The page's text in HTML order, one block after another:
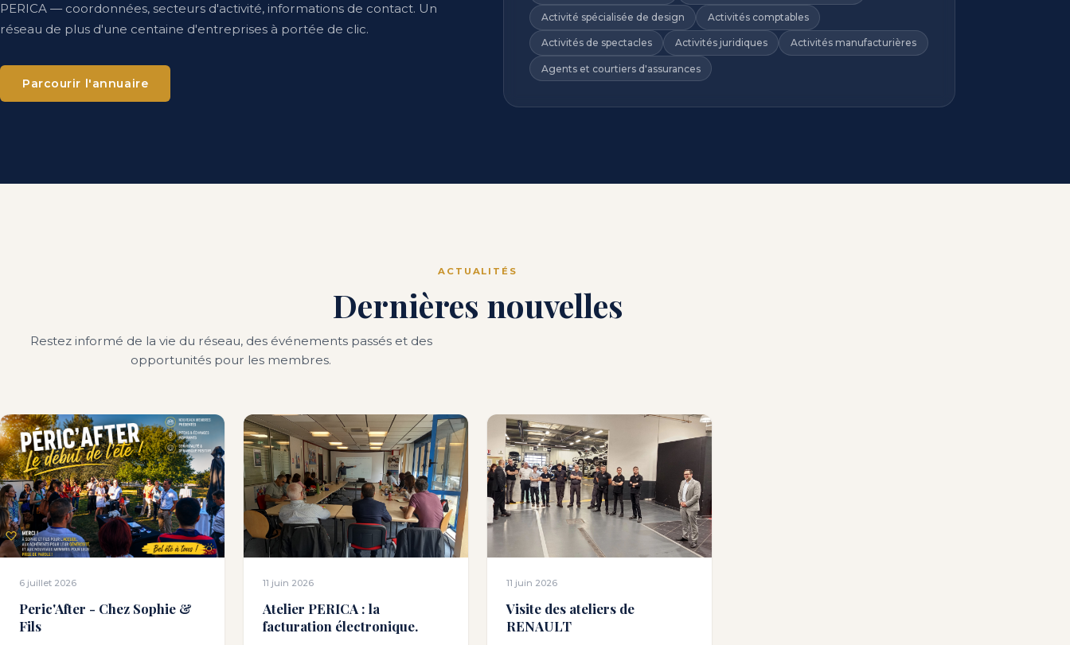
PERICA — coordonnées, secteurs d'activité, informations de contact. Un
réseau de plus d'une centaine d'entreprises à portée de clic.
Parcourir l'annuaire
Activité spécialisée de design Activités comptables
Activités de spectacles Activités juridiques Activités manufacturières
Agents et courtiers d'assurances
ACTUALITÉS
Dernières nouvelles
Restez informé de la vie du réseau, des événements passés et des
opportunités pour les membres.
6 juillet 2026
Peric'After - Chez Sophie &
Fils
11 juin 2026
Atelier PERICA : la
facturation électronique.
11 juin 2026
Visite des ateliers de
RENAULT